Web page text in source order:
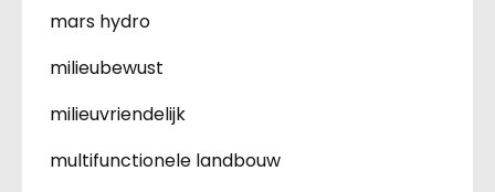
mars hydro
milieubewust
milieuvriendelijk
multifunctionele landbouw